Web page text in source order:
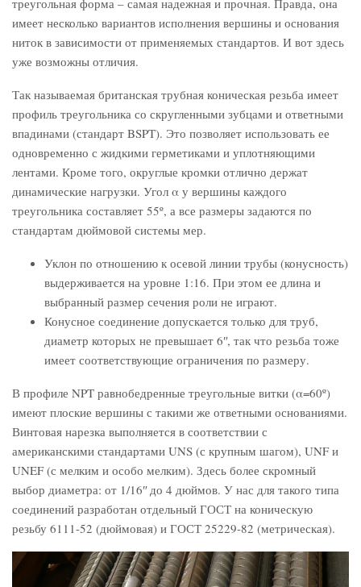
треугольная форма – самая надежная и прочная. Правда, она
имеет несколько вариантов исполнения вершины и основания
ниток в зависимости от применяемых стандартов. И вот здесь
уже возможны отличия.
Так называемая британская трубная коническая резьба имеет
профиль треугольника со скругленными зубцами и ответными
впадинами (стандарт BSPT). Это позволяет использовать ее
одновременно с жидкими герметиками и уплотняющими
лентами. Кроме того, округлые кромки отлично держат
динамические нагрузки. Угол α у вершины каждого
треугольника составляет 55º, а все размеры задаются по
стандартам дюймовой системы мер.
Уклон по отношению к осевой линии трубы (конусность)
выдерживается на уровне 1:16. При этом ее длина и
выбранный размер сечения роли не играют.
Конусное соединение допускается только для труб,
диаметр которых не превышает 6ʺ, так что резьба тоже
имеет соответствующие ограничения по размеру.
В профиле NPT равнобедренные треугольные витки (α=60º)
имеют плоские вершины с такими же ответными основаниями.
Винтовая нарезка выполняется в соответствии с
американскими стандартами UNS (с крупным шагом), UNF и
UNEF (с мелким и особо мелким). Здесь более скромный
выбор диаметра: от 1/16ʺ до 4 дюймов. У нас для такого типа
соединений разработан отдельный ГОСТ на коническую
резьбу 6111-52 (дюймовая) и ГОСТ 25229-82 (метрическая).